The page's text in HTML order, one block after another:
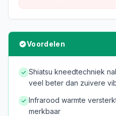
Voordelen
Shiatsu kneedtechniek
veel beter dan zuivere
Infrarood warmte
merkbaar